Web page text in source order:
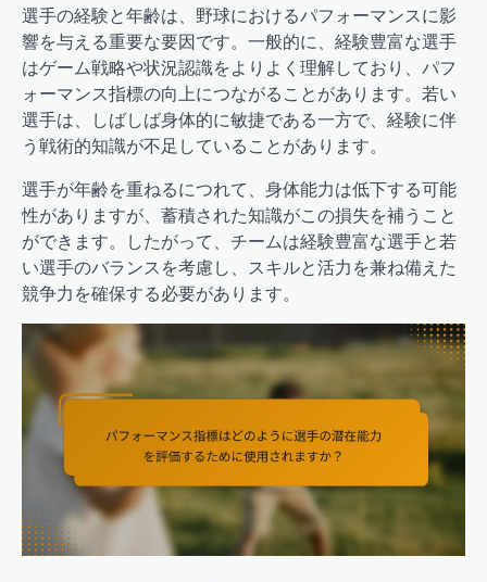
選手の経験と年齢は、野球におけるパフォーマンスに影
響を与える重要な要因です。一般的に、経験豊富な選手
はゲーム戦略や状況認識をよりよく理解しており、パフ
ォーマンス指標の向上につながることがあります。若い
選手は、しばしば身体的に敏捷である一方で、経験に伴
う戦術的知識が不足していることがあります。
選手が年齢を重ねるにつれて、身体能力は低下する可能
性がありますが、蓄積された知識がこの損失を補うこと
ができます。したがって、チームは経験豊富な選手と若
い選手のバランスを考慮し、スキルと活力を兼ね備えた
競争力を確保する必要があります。